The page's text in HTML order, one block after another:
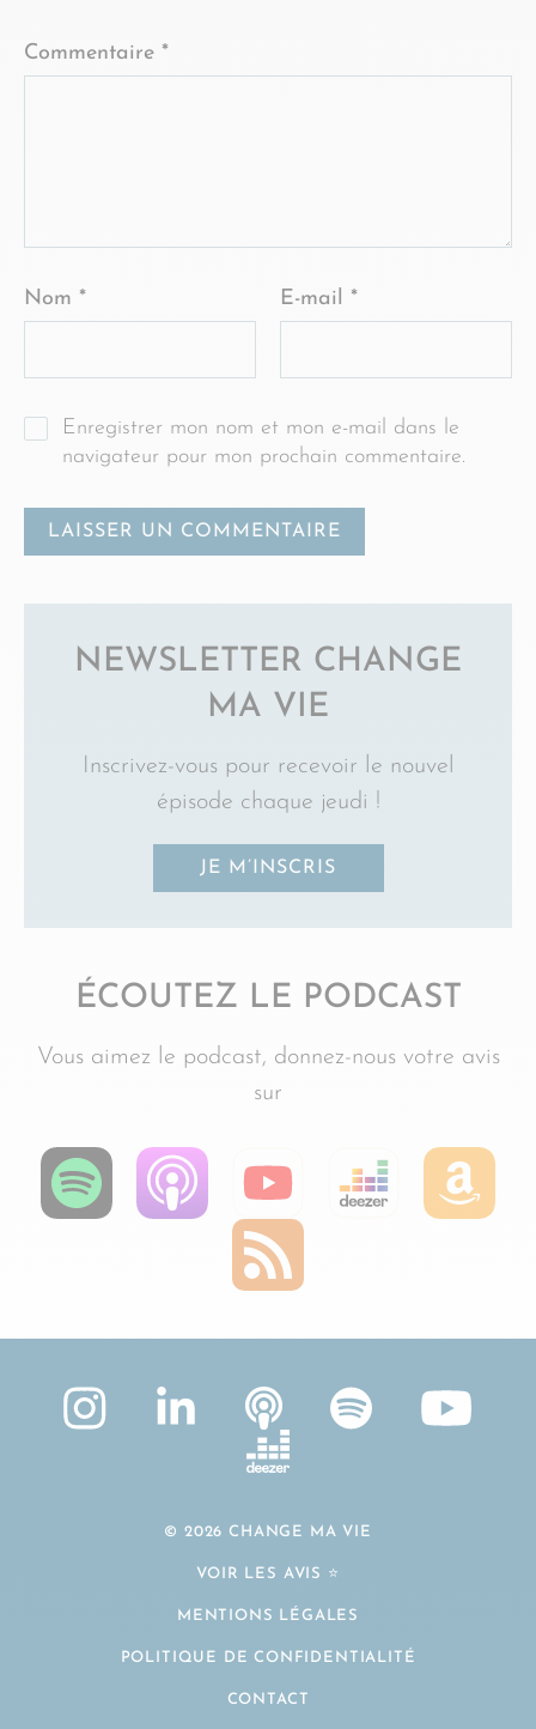
Commentaire *
Nom * E-mail *
Enregistrer mon nom et mon e-mail dans le
navigateur pour mon prochain commentaire.
NEWSLETTER CHANGE
MA VIE
Inscrivez-vous pour recevoir le nouvel
épisode chaque jeudi !
JE M’INSCRIS
ÉCOUTEZ LE PODCAST
Vous aimez le podcast, donnez-nous votre avis
sur
© 2026 CHANGE MA VIE
VOIR LES AVIS ⭐️
MENTIONS LÉGALES
POLITIQUE DE CONFIDENTIALITÉ
CONTACT